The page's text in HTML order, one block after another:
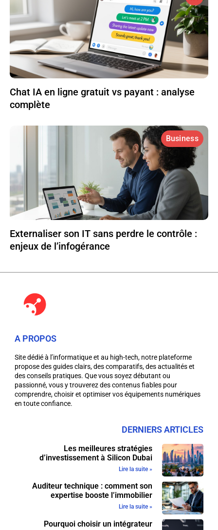
Chat IA en ligne gratuit vs payant : analyse
complète
Business
Externaliser son IT sans perdre le contrôle :
enjeux de l’infogérance
A PROPOS
Site dédié à l’informatique et au high-tech, notre plateforme
propose des guides clairs, des comparatifs, des actualités et
des conseils pratiques. Que vous soyez débutant ou
passionné, vous y trouverez des contenus fiables pour
comprendre, choisir et optimiser vos équipements numériques
en toute confiance.
DERNIERS ARTICLES
Les meilleures stratégies
d’investissement à Silicon Dubai
Lire la suite »
Auditeur technique : comment son
expertise booste l’immobilier
Lire la suite »
Pourquoi choisir un intégrateur